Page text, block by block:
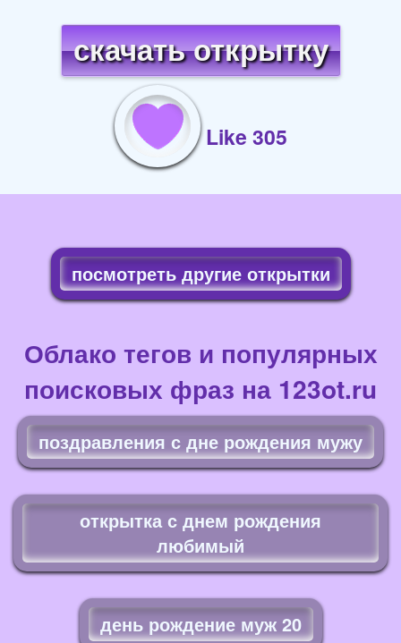
скачать открытку
Like 305
посмотреть другие открытки
Облако тегов и популярных
поисковых фраз на 123ot.ru
поздравления с дне рождения мужу
открытка с днем рождения
любимый
день рождение муж 20